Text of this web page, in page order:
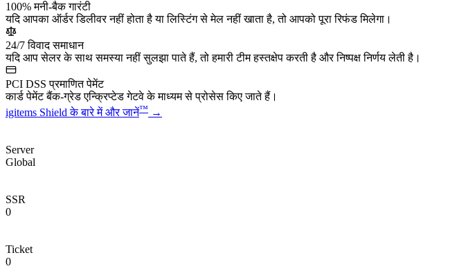
100% मनी-बैक गारंटी
यदि आपका ऑर्डर डिलीवर नहीं होता है या लिस्टिंग से मेल नहीं खाता है, तो आपको पूरा रिफंड मिलेगा।
24/7 विवाद समाधान
यदि आप सेलर के साथ समस्या नहीं सुलझा पाते हैं, तो हमारी टीम हस्तक्षेप करती है और निष्पक्ष निर्णय लेती है।
PCI DSS प्रमाणित पेमेंट
कार्ड पेमेंट बैंक-ग्रेड एन्क्रिप्टेड गेटवे के माध्यम से प्रोसेस किए जाते हैं।
igitems Shield के बारे में और जानें™ →
Server
Global
SSR
0
Ticket
0